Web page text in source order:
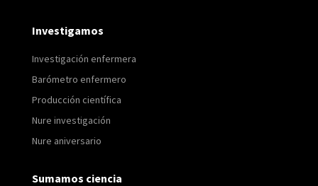
Investigamos
Investigación enfermera
Barómetro enfermero
Producción científica
Nure investigación
Nure aniversario
Sumamos ciencia